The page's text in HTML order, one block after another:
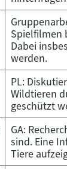
Spielfilmen
Dabei
werden.
PL:
Wildtieren
geschützt
GA:
sind. Eine
Tiere